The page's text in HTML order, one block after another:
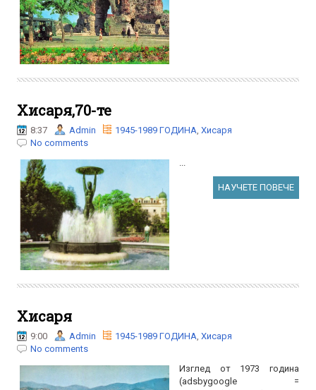
Хисаря,70-те
8:37 Admin 1945-1989 ГОДИНА Хисаря
No comments
НАУЧЕТЕ ПОВЕЧЕ
Хисаря
9:00 Admin 1945-1989 ГОДИНА Хисаря
No comments
Изглед от 1973 година
(adsbygoogle =